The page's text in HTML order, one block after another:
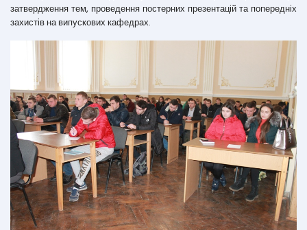
затвердження тем, проведення постерних презентацій та попередніх
захистів на випускових кафедрах.